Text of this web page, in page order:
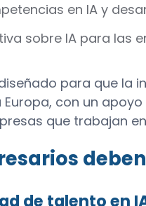
en IA y
sobre IA para las
para que la
con un
que trabajan
de talento en